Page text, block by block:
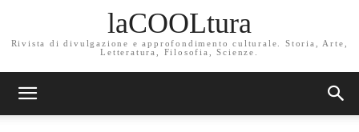
laCOOLtura
Rivista di divulgazione e approfondimento culturale. Storia, Arte,
Letteratura, Filosofia, Scienze.